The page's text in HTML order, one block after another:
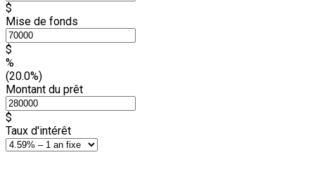
$
Mise de fonds
$
%
(20.0%)
Montant du prêt
$
Taux d'intérêt